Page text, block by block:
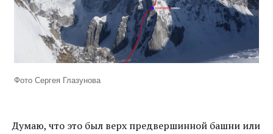
Фото Сергея Глазунова
Думаю, что это был верх предвершинной башни или